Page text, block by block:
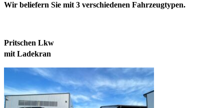
Wir beliefern Sie mit 3 verschiedenen Fahrzeugtypen.
Pritschen Lkw
mit Ladekran